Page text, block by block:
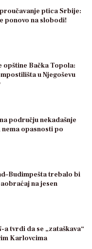
ptica Srbije:
ponovo na slobodi!
opštine Bačka Topola:
u Njegoševu
području nekadašnje
opasnosti po
trebalo bi
na jesen
tvrdi da se „zataškava“
Karlovcima